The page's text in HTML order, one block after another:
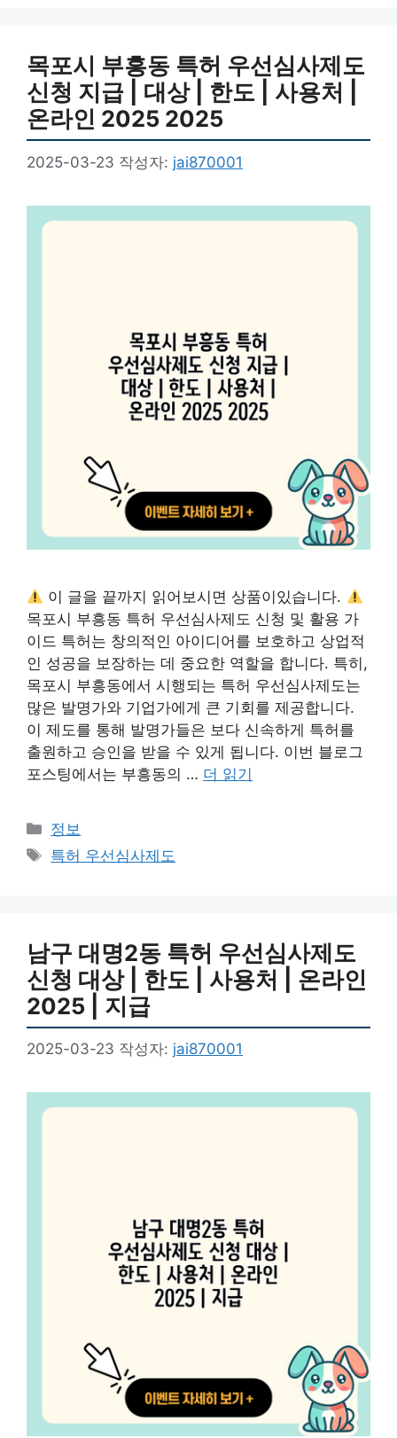
목포시 부흥동 특허 우선심사제도
신청 지급 | 대상 | 한도 | 사용처 |
온라인 2025 2025
2025-03-23 작성자: jai870001
이 글을 끝까지 읽어보시면 상품이있습니다.
목포시 부흥동 특허 우선심사제도 신청 및 활용 가
이드 특허는 창의적인 아이디어를 보호하고 상업적
인 성공을 보장하는 데 중요한 역할을 합니다. 특히,
목포시 부흥동에서 시행되는 특허 우선심사제도는
많은 발명가와 기업가에게 큰 기회를 제공합니다.
이 제도를 통해 발명가들은 보다 신속하게 특허를
출원하고 승인을 받을 수 있게 됩니다. 이번 블로그
포스팅에서는 부흥동의 … 더 읽기
카
테
고
정보
태
특허 우선심사제도
남구 대명2동 특허 우선심사제도
신청 대상 | 한도 | 사용처 | 온라인
2025 | 지급
2025-03-23 작성자: jai870001